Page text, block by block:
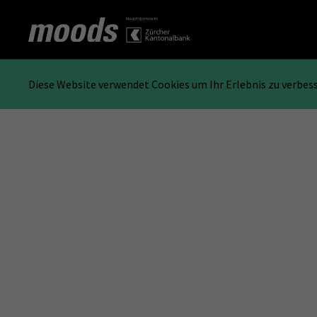
Diese Website verwendet Cookies um Ihr Erlebnis zu